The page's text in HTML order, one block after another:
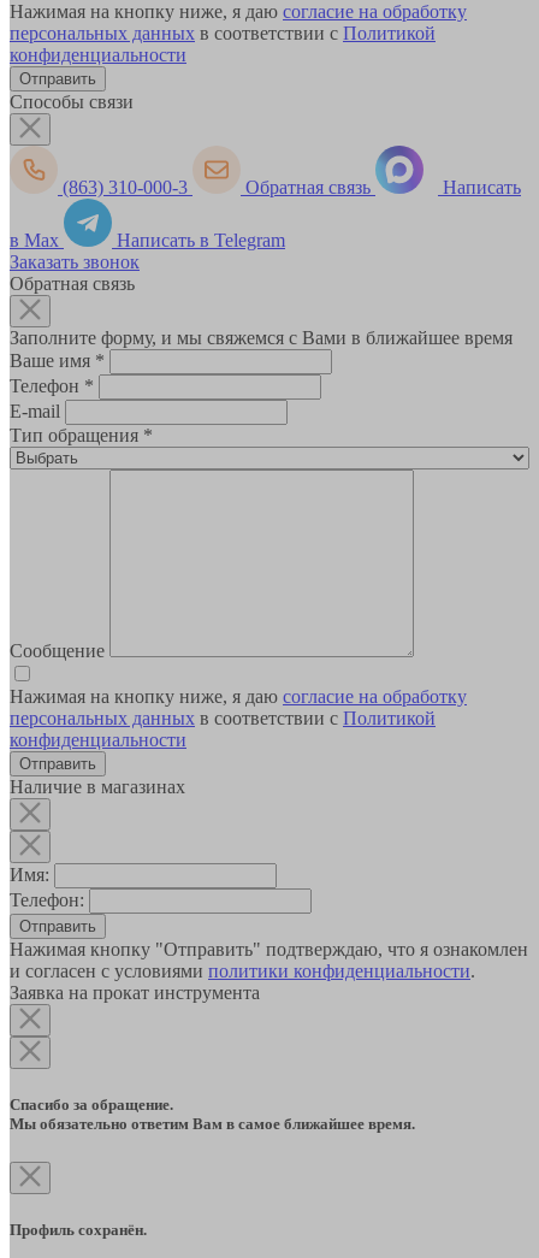
Нажимая на кнопку ниже, я даю согласие на обработку
персональных данных в соответствии с Политикой
конфиденциальности
Способы связи
(863) 310-000-3 Обратная связь Написать
в Max
Написать в Telegram
Заказать звонок
Обратная связь
Заполните форму, и мы свяжемся с Вами в ближайшее время
Ваше имя *
Телефон *
E-mail
Тип обращения *
Сообщение
Нажимая на кнопку ниже, я даю согласие на обработку
персональных данных в соответствии с Политикой
конфиденциальности
Наличие в магазинах
Имя:
Телефон:
Отправить
Нажимая кнопку "Отправить" подтверждаю, что я ознакомлен
и согласен с условиями политики конфиденциальности.
Заявка на прокат инструмента
Спасибо за обращение.
Мы обязательно ответим Вам в самое ближайшее время.
Профиль сохранён.